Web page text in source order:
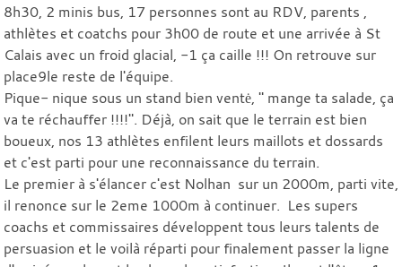
8h30, 2 minis bus, 17 personnes sont au RDV, parents ,
athlètes et coatchs pour 3h00 de route et une arrivée à St
Calais avec un froid glacial, -1 ça caille !!! On retrouve sur
place9le reste de l'équipe.
Pique- nique sous un stand bien ventė, " mange ta salade, ça
va te réchauffer !!!!". Déjà, on sait que le terrain est bien
boueux, nos 13 athlètes enfilent leurs maillots et dossards
et c'est parti pour une reconnaissance du terrain.
Le premier à s'élancer c'est Nolhan sur un 2000m, parti vite,
il renonce sur le 2eme 1000m à continuer. Les supers
coachs et commissaires développent tous leurs talents de
persuasion et le voilà réparti pour finalement passer la ligne